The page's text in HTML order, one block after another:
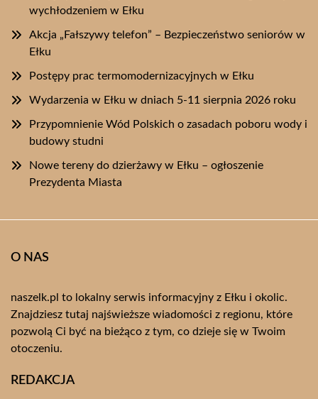
wychłodzeniem w Ełku
Akcja „Fałszywy telefon” – Bezpieczeństwo seniorów w
Ełku
Postępy prac termomodernizacyjnych w Ełku
Wydarzenia w Ełku w dniach 5-11 sierpnia 2026 roku
Przypomnienie Wód Polskich o zasadach poboru wody i
budowy studni
Nowe tereny do dzierżawy w Ełku – ogłoszenie
Prezydenta Miasta
O NAS
naszelk.pl to lokalny serwis informacyjny z Ełku i okolic.
Znajdziesz tutaj najświeższe wiadomości z regionu, które
pozwolą Ci być na bieżąco z tym, co dzieje się w Twoim
otoczeniu.
REDAKCJA